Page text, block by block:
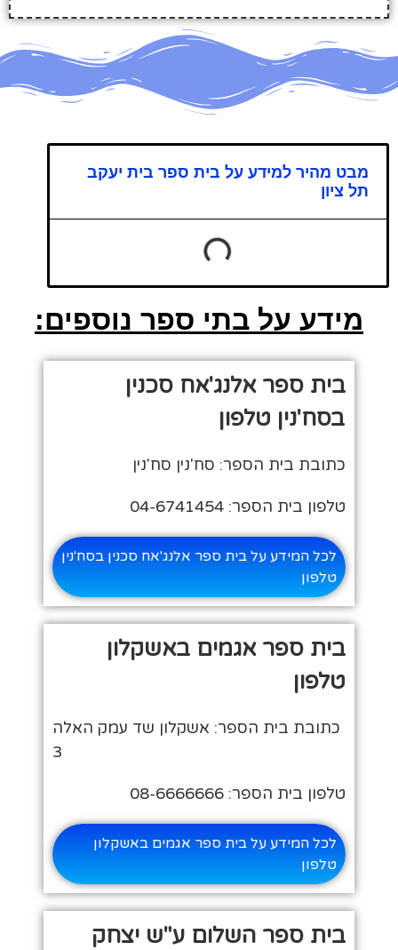
מבט מהיר למידע על בית ספר בית יעקב
תל ציון
מידע על בתי ספר נוספים:
בית ספר אלנג'אח סכנין
בסח'נין טלפון
כתובת בית הספר: סח'נין סח'נין
טלפון בית הספר: 04-6741454
לכל המידע על בית ספר אלנג'אח סכנין בסח'נין
טלפון
בית ספר אגמים באשקלון
טלפון
כתובת בית הספר: אשקלון שד עמק האלה
3
טלפון בית הספר: 08-6666666
לכל המידע על בית ספר אגמים באשקלון
טלפון
בית ספר השלום ע"ש יצחק